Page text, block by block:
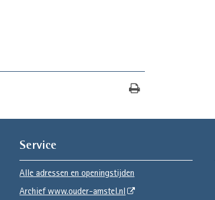
Service
Alle adressen en openingstijden
Archief www.ouder-amstel.nl